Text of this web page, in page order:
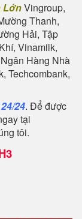
LớnVingroup,
Thanh,
Hải, Tập
Vinamilk,
Hàng Nhà
Techcombank,
24. Để được
tại
tôi.